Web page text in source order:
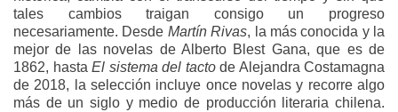
tales cambios traigan consigo un progreso
necesariamente. Desde Martín Rivas, la más conocida y la
mejor de las novelas de Alberto Blest Gana, que es de
1862, hasta El sistema del tactode Alejandra Costamagna
de 2018, la selección incluye once novelas y recorre algo
más de un siglo y medio de producción literaria chilena.